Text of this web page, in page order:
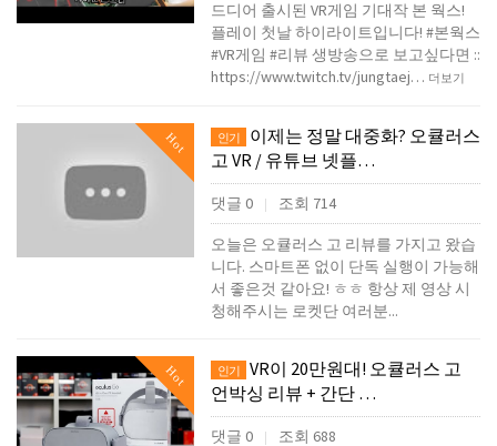
드디어 출시된 VR게임 기대작 본 웍스!
플레이 첫날 하이라이트입니다! #본웍스
#VR게임 #리뷰 생방송으로 보고싶다면 ::
https://www.twitch.tv/jungtaej… 더보기
Hot 인기
이제는 정말 대중화? 오큘러스
고 VR / 유튜브 넷플…
댓글 0 조회 714
오늘은 오큘러스 고 리뷰를 가지고 왔습
니다. 스마트폰 없이 단독 실행이 가능해
서 좋은것 같아요! ㅎㅎ 항상 제 영상 시
청해주시는 로켓단 여러분...
Hot 인기
VR이 20만원대! 오큘러스 고
언박싱 리뷰 + 간단 …
댓글 0 조회 688